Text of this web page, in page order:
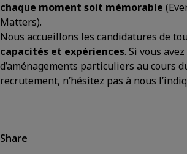
chaque moment soit mémorable
Matters).
Nous accueillons les candidatures de
capacités et expériences. Si vous
d’aménagements particuliers au cours
recrutement, n’hésitez pas à nous
Share